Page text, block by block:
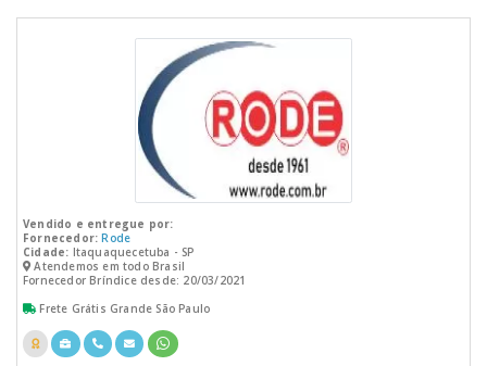
Vendido e entregue por:
Fornecedor: Rode
Cidade: Itaquaquecetuba - SP
Atendemos em todo Brasil
Fornecedor Bríndice desde: 20/03/2021
Frete Grátis Grande São Paulo